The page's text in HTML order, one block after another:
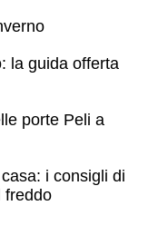
la guida offerta
porte Peli a
i consigli di
freddo